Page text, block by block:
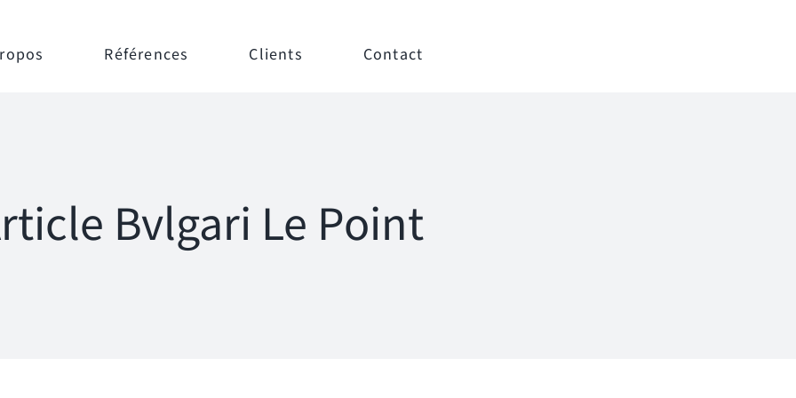
Références Clients Contact
Bvlgari Le Point